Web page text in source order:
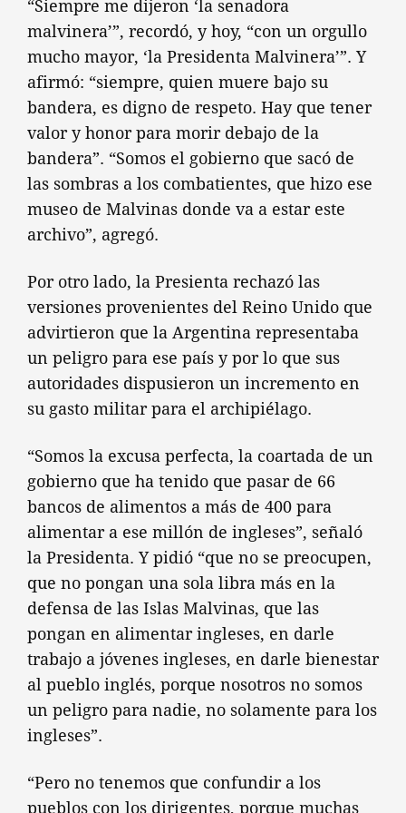
“Siempre me dijeron ‘la senadora
malvinera’”, recordó, y hoy, “con un orgullo
mucho mayor, ‘la Presidenta Malvinera’”. Y
afirmó: “siempre, quien muere bajo su
bandera, es digno de respeto. Hay que tener
valor y honor para morir debajo de la
bandera”. “Somos el gobierno que sacó de
las sombras a los combatientes, que hizo ese
museo de Malvinas donde va a estar este
archivo”, agregó.
Por otro lado, la Presienta rechazó las
versiones provenientes del Reino Unido que
advirtieron que la Argentina representaba
un peligro para ese país y por lo que sus
autoridades dispusieron un incremento en
su gasto militar para el archipiélago.
“Somos la excusa perfecta, la coartada de un
gobierno que ha tenido que pasar de 66
bancos de alimentos a más de 400 para
alimentar a ese millón de ingleses”, señaló
la Presidenta. Y pidió “que no se preocupen,
que no pongan una sola libra más en la
defensa de las Islas Malvinas, que las
pongan en alimentar ingleses, en darle
trabajo a jóvenes ingleses, en darle bienestar
al pueblo inglés, porque nosotros no somos
un peligro para nadie, no solamente para los
ingleses”.
“Pero no tenemos que confundir a los
pueblos con los dirigentes, porque muchas